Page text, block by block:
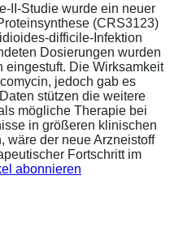
II-Studie wurde ein neuer
(CRS3123)
difficile-Infektion
Dosierungen wurden
eingestuft. Die Wirksamkeit
jedoch gab es
stützen die weitere
mögliche Therapie bei
in größeren klinischen
wäre der neue Arzneistoff
Fortschritt im
abonnieren